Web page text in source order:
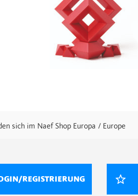
sich im Naef Shop Europa / Europe
REGISTRIERUNG